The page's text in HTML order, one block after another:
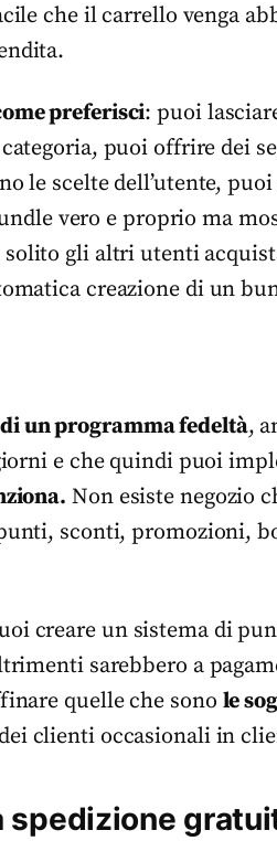
che il carrello venga
preferisci: puoi
puoi offrire dei
le scelte dell’utente,
vero e proprio ma
gli altri utenti
creazione di un
un programma fedeltà,
e che quindi puoi
Non esiste negozio
sconti, promozioni,
creare un sistema di
sarebbero a
quelle che sono le
clienti occasionali in
spedizione